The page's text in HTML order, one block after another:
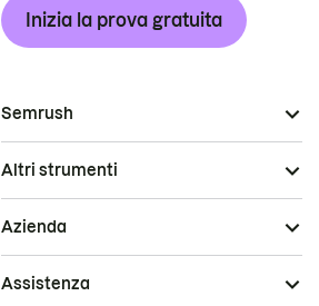
Inizia la prova gratuita
Semrush
Altri strumenti
Azienda
Assistenza